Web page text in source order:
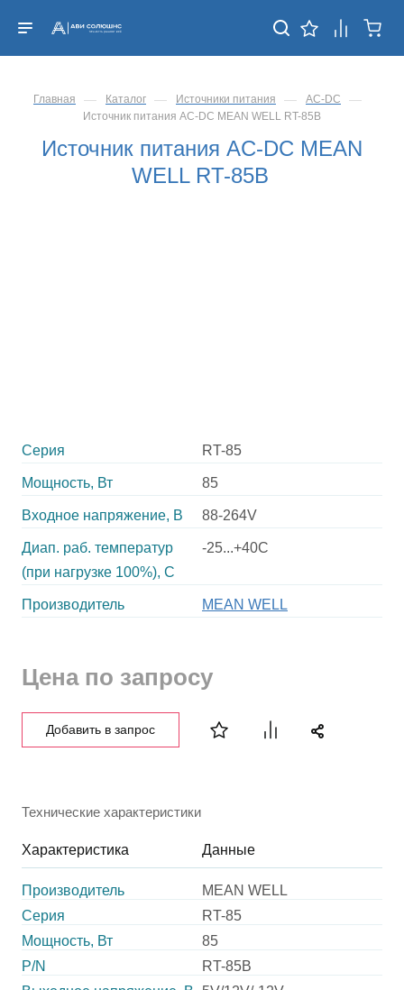
Главная — Каталог — Источники питания — AC-DC —
Источник питания AC-DC MEAN WELL RT-85B
Источник питания AC-DC MEAN
WELL RT-85B
Серия RT-85
Мощность, Вт 85
Входное напряжение, В 88-264V
Диап. раб. температур
(при нагрузке 100%), C
-25...+40C
Производитель MEAN WELL
Цена по запросу
Добавить в запрос
Технические характеристики
Характеристика Данные
Производитель
MEAN WELL
Серия
RT-85
Мощность, Вт
85
P/N
RT-85B